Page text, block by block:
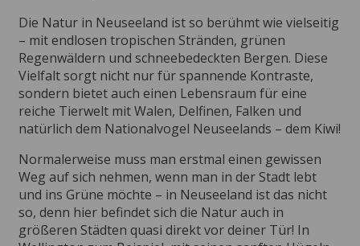
Die Natur in Neuseeland ist so berühmt wie vielseitig
– mit endlosen tropischen Stränden, grünen
Regenwäldern und schneebedeckten Bergen. Diese
Vielfalt sorgt nicht nur für spannende Kontraste,
sondern bietet auch einen Lebensraum für eine
reiche Tierwelt mit Walen, Delfinen, Falken und
natürlich dem Nationalvogel Neuseelands – dem Kiwi!
Normalerweise muss man erstmal einen gewissen
Weg auf sich nehmen, wenn man in der Stadt lebt
und ins Grüne möchte – in Neuseeland ist das nicht
so, denn hier befindet sich die Natur auch in
größeren Städten quasi direkt vor deiner Tür! In